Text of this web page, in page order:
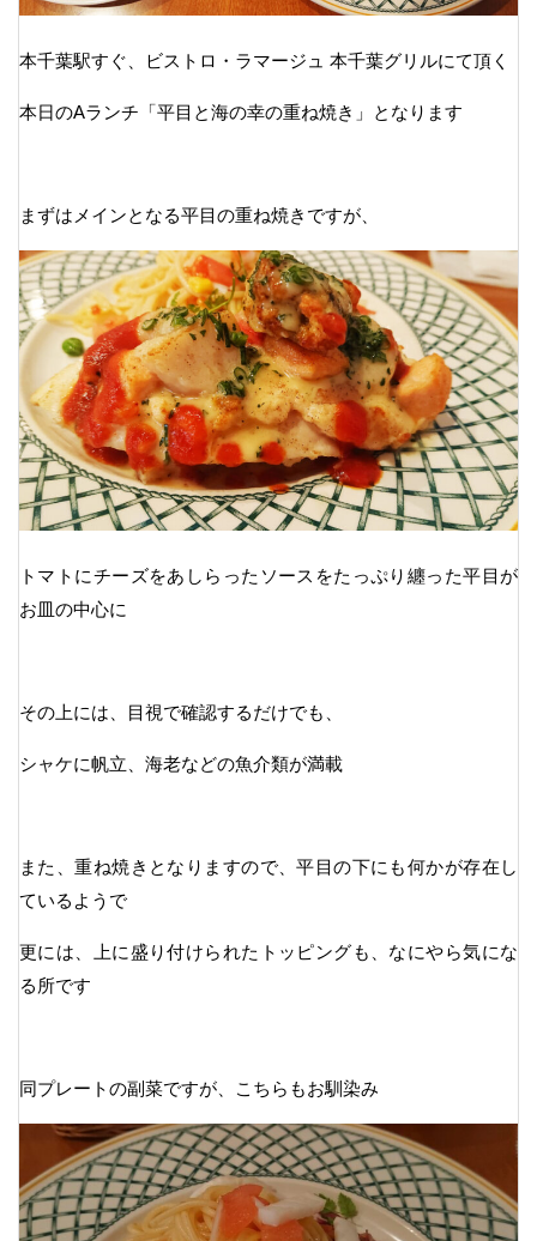
本千葉駅すぐ、ビストロ・ラマージュ 本千葉グリルにて頂く
本日のAランチ「平目と海の幸の重ね焼き」となります
まずはメインとなる平目の重ね焼きですが、
トマトにチーズをあしらったソースをたっぷり纏った平目が
お皿の中心に
その上には、目視で確認するだけでも、
シャケに帆立、海老などの魚介類が満載
また、重ね焼きとなりますので、平目の下にも何かが存在し
ているようで
更には、上に盛り付けられたトッピングも、なにやら気にな
る所です
同プレートの副菜ですが、こちらもお馴染み